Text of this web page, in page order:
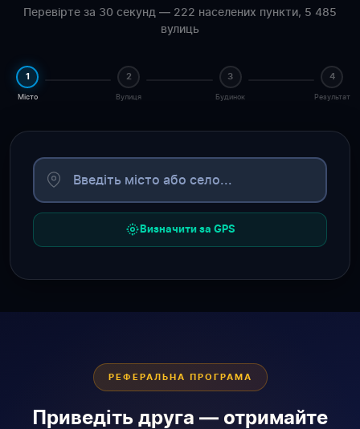
Перевірте за 30 секунд — 222 населених пункти, 5 485
вулиць
1
Місто
2
Вулиця
3
Будинок
4
Результат
Визначити за GPS
РЕФЕРАЛЬНА ПРОГРАМА
Приведіть друга — отримайте